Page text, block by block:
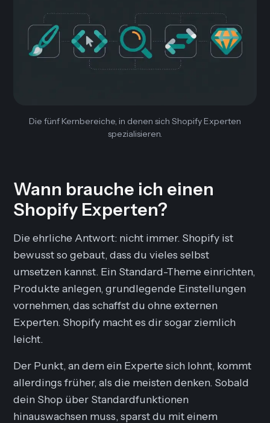
Die fünf Kernbereiche, in denen sich Shopify Experten
spezialisieren.
Wann brauche ich einen
Shopify Experten?
Die ehrliche Antwort: nicht immer. Shopify ist
bewusst so gebaut, dass du vieles selbst
umsetzen kannst. Ein Standard-Theme einrichten,
Produkte anlegen, grundlegende Einstellungen
vornehmen, das schaffst du ohne externen
Experten. Shopify macht es dir sogar ziemlich
leicht.
Der Punkt, an dem ein Experte sich lohnt, kommt
allerdings früher, als die meisten denken. Sobald
dein Shop über Standardfunktionen
hinauswachsen muss, sparst du mit einem